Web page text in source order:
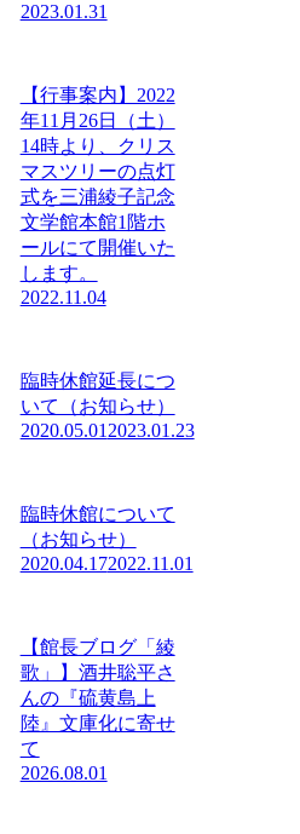
2023.01.31
【行事案内】2022
年11月26日（土）
14時より、クリス
マスツリーの点灯
式を三浦綾子記念
文学館本館1階ホ
ールにて開催いた
します。
2022.11.04
臨時休館延長につ
いて（お知らせ）
2020.05.012023.01.23
臨時休館について
（お知らせ）
2020.04.172022.11.01
【館長ブログ「綾
歌」】酒井聡平さ
んの『硫黄島上
陸』文庫化に寄せ
て
2026.08.01